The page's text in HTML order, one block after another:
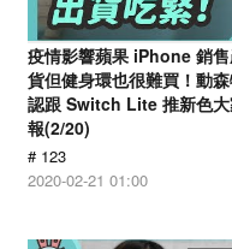
疫情影響蘋果 iPhone 銷
貨但健身環也很難買！動
認跟 Switch Lite 推新色
報(2/20)
# 123
2020-02-21 01:00